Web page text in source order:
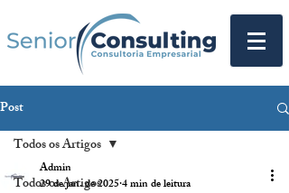
Post
Todos os Artigos
Todos os Artigos
Admin
29 de jan. de 20254 min de leitura